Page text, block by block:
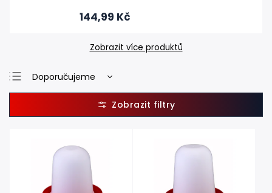
144,99 Kč
Zobrazit více produktů
Doporučujeme
Nejlevnější
Nejdražší
Abecedně